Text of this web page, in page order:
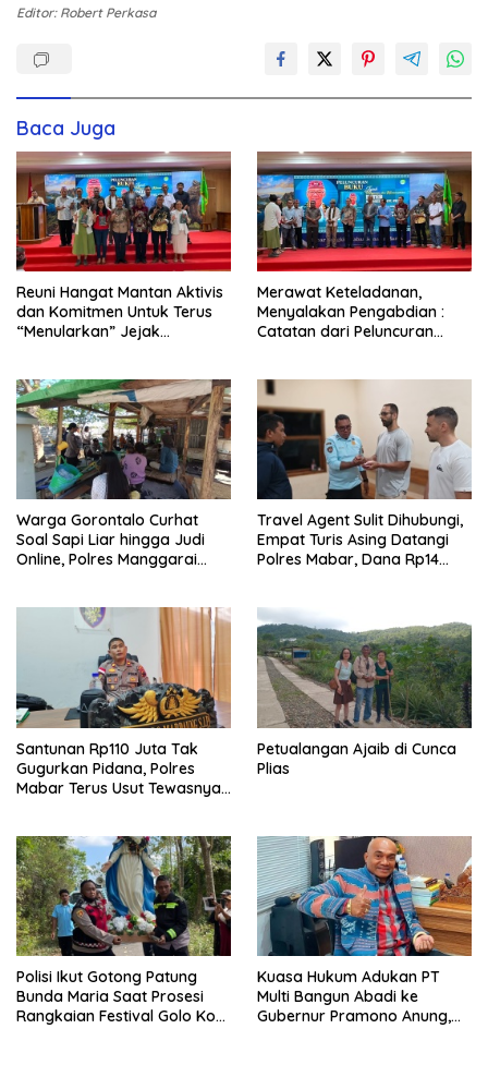
Editor: Robert Perkasa
Baca Juga
Reuni Hangat Mantan Aktivis
dan Komitmen Untuk Terus
“Menularkan” Jejak
Merawat Keteladanan,
Menyalakan Pengabdian :
Catatan dari Peluncuran
Warga Gorontalo Curhat
Soal Sapi Liar hingga Judi
Online, Polres Manggarai
Travel Agent Sulit Dihubungi,
Empat Turis Asing Datangi
Polres Mabar, Dana Rp14
Santunan Rp110 Juta Tak
Gugurkan Pidana, Polres
Mabar Terus Usut Tewasnya
Petualangan Ajaib di Cunca
Plias
Polisi Ikut Gotong Patung
Bunda Maria Saat Prosesi
Rangkaian Festival Golo Koe
Kuasa Hukum Adukan PT
Multi Bangun Abadi ke
Gubernur Pramono Anung,